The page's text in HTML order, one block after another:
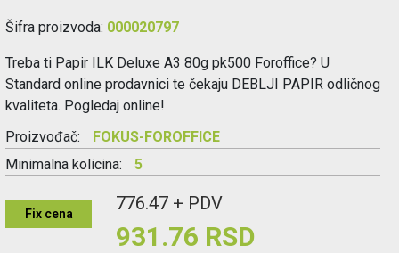
Blog
Šifra proizvoda: 000020797
Treba ti Papir ILK Deluxe A3 80g pk500 Foroffice? U
Standard online prodavnici te čekaju DEBLJI PAPIR odličnog
kvaliteta. Pogledaj online!
Proizvođač:
FOKUS-FOROFFICE
Minimalna kolicina:
5
Fix cena 776.47 + PDV
931.76 RSD